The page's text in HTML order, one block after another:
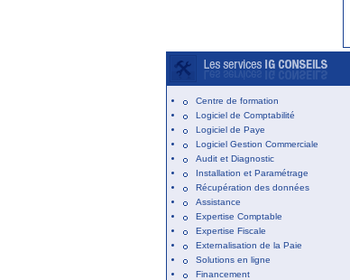
Centre de formation
Logiciel de Comptabilité
Logiciel de Paye
Logiciel Gestion Commerciale
Audit et Diagnostic
Installation et Paramétrage
Récupération des données
Assistance
Expertise Comptable
Expertise Fiscale
Externalisation de la Paie
Solutions en ligne
Financement